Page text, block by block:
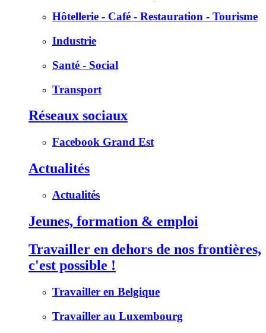
Hôtellerie - Café - Restauration - Tourisme
Industrie
Santé - Social
Transport
Réseaux sociaux
Facebook Grand Est
Actualités
Actualités
Jeunes, formation & emploi
Travailler en dehors de nos frontières,
c'est possible !
Travailler en Belgique
Travailler au Luxembourg